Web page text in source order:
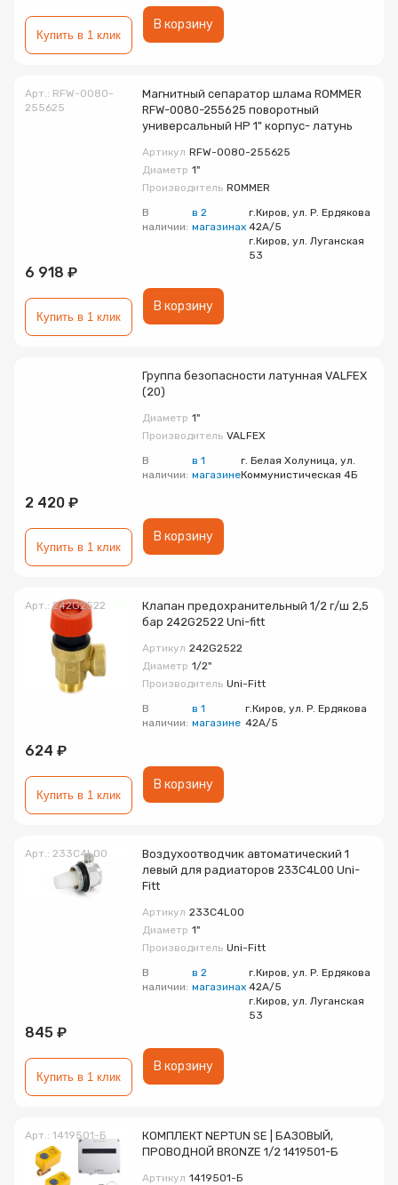
В корзину
Купить в 1 клик
Арт.: RFW-0080-
255625
Магнитный сепаратор шлама ROMMER
RFW-0080-255625 поворотный
универсальный НР 1" корпус- латунь
Артикул RFW-0080-255625
Диаметр 1"
Производитель ROMMER
В
наличии:
в 2
магазинах
г.Киров, ул. Р. Ердякова
42А/5
г.Киров, ул. Луганская
53
6 918 ₽
В корзину
Купить в 1 клик
Группа безопасности латунная VALFEX
(20)
Диаметр 1"
Производитель VALFEX
В
наличии:
в 1
магазине
г. Белая Холуница, ул.
Коммунистическая 4Б
2 420 ₽
В корзину
Купить в 1 клик
Арт.: 242G2522
Клапан предохранительный 1/2 г/ш 2,5
бар 242G2522 Uni-fitt
Артикул 242G2522
Диаметр 1/2"
Производитель Uni-Fitt
В
наличии:
в 1
магазине
г.Киров, ул. Р. Ердякова
42А/5
624 ₽
В корзину
Купить в 1 клик
Арт.: 233C4L00
Воздухоотводчик автоматический 1
левый для радиаторов 233C4L00 Uni-
Fitt
Артикул 233C4L00
Диаметр 1"
Производитель Uni-Fitt
В
наличии:
в 2
магазинах
г.Киров, ул. Р. Ердякова
42А/5
г.Киров, ул. Луганская
53
845 ₽
В корзину
Купить в 1 клик
Арт.: 1419501-Б
КОМПЛЕКТ NEPTUN SE | БАЗОВЫЙ,
ПРОВОДНОЙ BRONZE 1/2 1419501-Б
Артикул 1419501-Б